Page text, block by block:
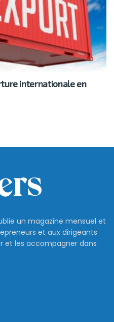
internationale en
un magazine mensuel et
et aux dirigeants
et les accompagner dans